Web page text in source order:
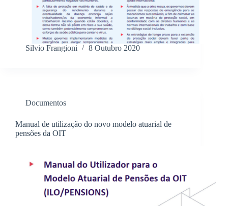
Silvio Frangioni 8 Outubro 2020
Documentos
Manual de utilização do novo modelo atuarial de
pensões da OIT